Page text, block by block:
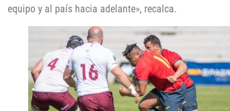
equipo y al país hacia adelante», recalca.